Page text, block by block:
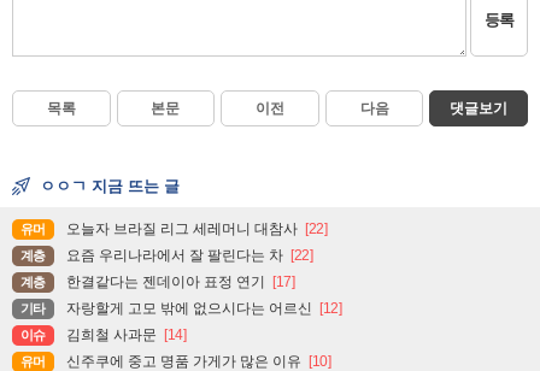
등록
목록 본문 이전 다음 댓글보기
ㅇㅇㄱ 지금 뜨는 글
유머 오늘자 브라질 리그 세레머니 대참사 [22]
계층 요즘 우리나라에서 잘 팔린다는 차 [22]
계층 한결같다는 젠데이아 표정 연기 [17]
기타 자랑할게 고모 밖에 없으시다는 어르신 [12]
이슈 김희철 사과문 [14]
유머 신주쿠에 중고 명품 가게가 많은 이유 [10]